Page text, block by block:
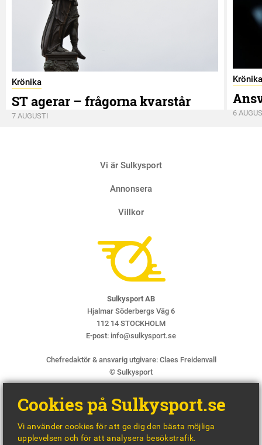
Krönika
ST agerar – frågorna kvarstår
7 AUGUSTI
Krönika
6
Vi är Sulkysport
Annonsera
Villkor
Sulkysport AB
Hjalmar Söderbergs Väg 6
112 14 STOCKHOLM
E-post: info@sulkysport.se
Chefredaktör & ansvarig utgivare: Claes Freidenvall
© Sulkysport
Cookies på Sulkysport.se
Vi använder cookies för att ge dig den bästa möjliga
upplevelsen och för att analysera besökstrafik.